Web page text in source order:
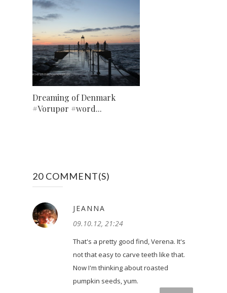
Dreaming of Denmark
#Vorupør #word...
20 COMMENT(S)
JEANNA
09.10.12, 21:24
That's a pretty good find, Verena. It's
not that easy to carve teeth like that.
Now I'm thinking about roasted
pumpkin seeds, yum.